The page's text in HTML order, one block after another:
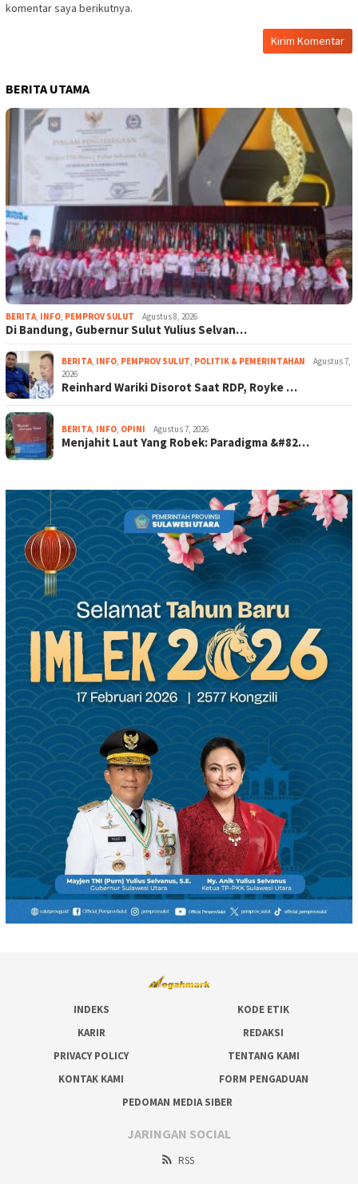
komentar saya berikutnya.
BERITA UTAMA
BERITA, INFO, PEMPROV SULUT Agustus 8, 2026
Di Bandung, Gubernur Sulut Yulius Selvan…
BERITA, INFO, PEMPROV SULUT, POLITIK & PEMERINTAHAN
Agustus 7,
2026
Reinhard Wariki Disorot Saat RDP, Royke …
BERITA, INFO, OPINI Agustus 7, 2026
Menjahit Laut Yang Robek: Paradigma &#82…
INDEKS
KODE ETIK
KARIR
REDAKSI
PRIVACY POLICY
TENTANG KAMI
KONTAK KAMI
FORM PENGADUAN
PEDOMAN MEDIA SIBER
JARINGAN SOCIAL
RSS